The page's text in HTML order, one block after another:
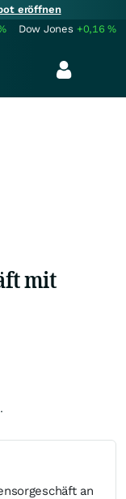
eröffnen
Dow Jones +0,16%
mit
an